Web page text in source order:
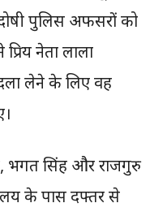
पुलिस अफसरों को
नेता लाला
लेने के लिए वह
भगत सिंह और राजगुरु
के पास दफ्तर से